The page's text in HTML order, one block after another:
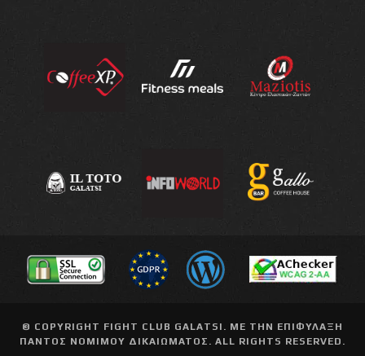
© COPYRIGHT FIGHT CLUB GALATSI . ΜΕ ΤΗΝ ΕΠΙΦΥΛΑΞΗ
ΠΑΝΤΟΣ ΝΟΜΙΜΟΥ ΔΙΚΑΙΩΜΑΤΟΣ. ALL RIGHTS RESERVED.